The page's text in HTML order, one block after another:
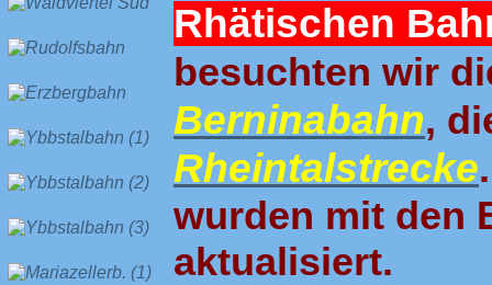
Rhätischen
besuchten wir
Berninabahn,
Rheintalstrecke
wurden mit den
aktualisiert.